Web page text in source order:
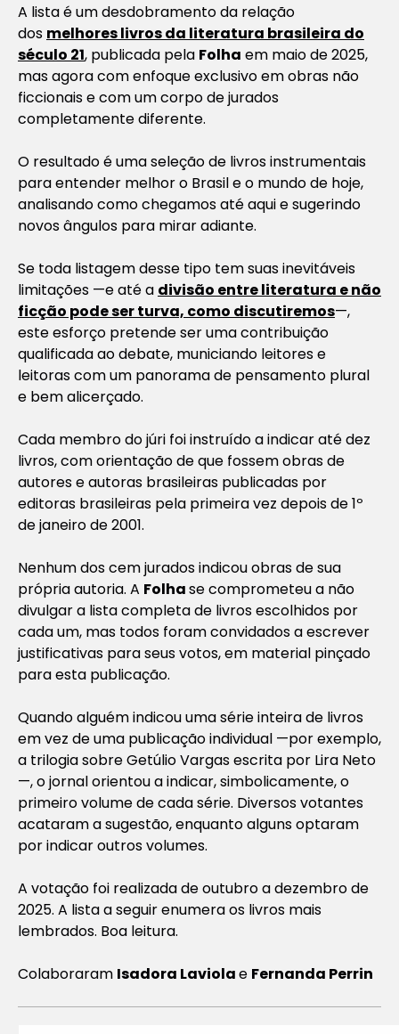
A lista é um desdobramento da relação
dos melhores livros da literatura brasileira do
século 21, publicada pela Folha em maio de 2025,
mas agora com enfoque exclusivo em obras não
ficcionais e com um corpo de jurados
completamente diferente.
O resultado é uma seleção de livros instrumentais
para entender melhor o Brasil e o mundo de hoje,
analisando como chegamos até aqui e sugerindo
novos ângulos para mirar adiante.
Se toda listagem desse tipo tem suas inevitáveis
limitações —e até a divisão entre literatura e não
ficção pode ser turva, como discutiremos—,
este esforço pretende ser uma contribuição
qualificada ao debate, municiando leitores e
leitoras com um panorama de pensamento plural
e bem alicerçado.
Cada membro do júri foi instruído a indicar até dez
livros, com orientação de que fossem obras de
autores e autoras brasileiras publicadas por
editoras brasileiras pela primeira vez depois de 1º
de janeiro de 2001.
Nenhum dos cem jurados indicou obras de sua
própria autoria. A Folhase comprometeu a não
divulgar a lista completa de livros escolhidos por
cada um, mas todos foram convidados a escrever
justificativas para seus votos, em material pinçado
para esta publicação.
Quando alguém indicou uma série inteira de livros
em vez de uma publicação individual —por exemplo,
a trilogia sobre Getúlio Vargas escrita por Lira Neto
—, o jornal orientou a indicar, simbolicamente, o
primeiro volume de cada série. Diversos votantes
acataram a sugestão, enquanto alguns optaram
por indicar outros volumes.
A votação foi realizada de outubro a dezembro de
2025. A lista a seguir enumera os livros mais
lembrados. Boa leitura.
Colaboraram Isadora Laviolae Fernanda Perrin